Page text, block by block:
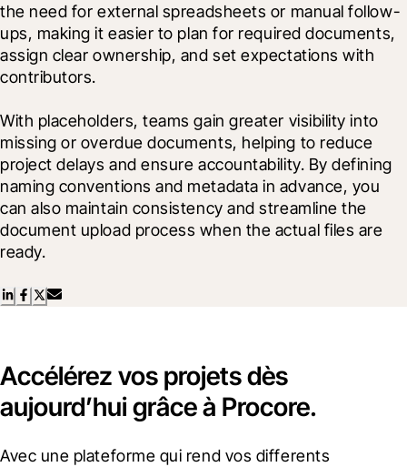
the need for external spreadsheets or manual follow-
ups, making it easier to plan for required documents,
assign clear ownership, and set expectations with
contributors.
With placeholders, teams gain greater visibility into
missing or overdue documents, helping to reduce
project delays and ensure accountability. By defining
naming conventions and metadata in advance, you
can also maintain consistency and streamline the
document upload process when the actual files are
ready.
Accélérez vos projets dès
aujourd’hui grâce à Procore.
Avec une plateforme qui rend vos differents